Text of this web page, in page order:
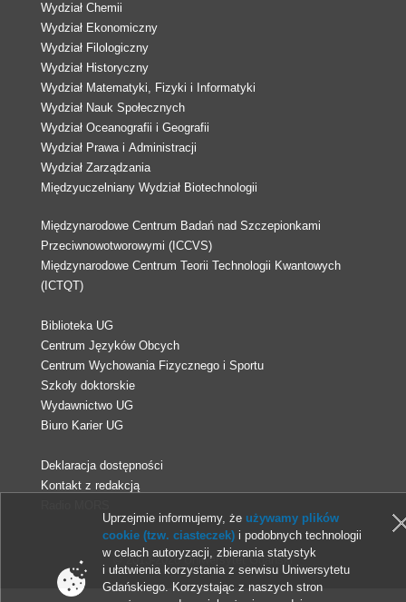
Wydział Chemii
Wydział Ekonomiczny
Wydział Filologiczny
Wydział Historyczny
Wydział Matematyki, Fizyki i Informatyki
Wydział Nauk Społecznych
Wydział Oceanografii i Geografii
Wydział Prawa i Administracji
Wydział Zarządzania
Międzyuczelniany Wydział Biotechnologii
Międzynarodowe Centrum Badań nad Szczepionkami
Przeciwnowotworowymi (ICCVS)
Międzynarodowe Centrum Teorii Technologii Kwantowych
(ICTQT)
Biblioteka UG
Centrum Języków Obcych
Centrum Wychowania Fizycznego i Sportu
Szkoły doktorskie
Wydawnictwo UG
Biuro Karier UG
Deklaracja dostępności
Kontakt z redakcją
© 2013-2026 Uniwersytet Gdański
Uprzejmie informujemy, że używamy plików
cookie (tzw. ciasteczek) i podobnych technologii
w celach autoryzacji, zbierania statystyk
i ułatwienia korzystania z serwisu Uniwersytetu
Gdańskiego. Korzystając z naszych stron